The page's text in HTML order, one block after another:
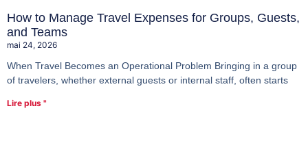
How to Manage Travel Expenses for Groups, Guests,
and Teams
mai 24, 2026
When Travel Becomes an Operational Problem Bringing in a group
of travelers, whether external guests or internal staff, often starts
Lire plus "